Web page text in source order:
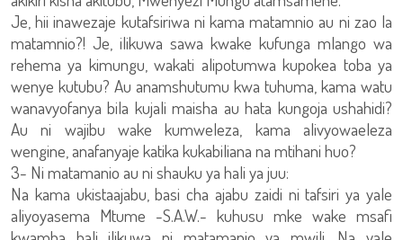
Je, hii inawezaje kutafsiriwa ni kama matamnio au ni zao la
matamnio?! Je, ilikuwa sawa kwake kufunga mlango wa
rehema ya kimungu, wakati alipotumwa kupokea toba ya
wenye kutubu? Au anamshutumu kwa tuhuma, kama watu
wanavyofanya bila kujali maisha au hata kungoja ushahidi?
Au ni wajibu wake kumweleza, kama alivyowaeleza
wengine, anafanyaje katika kukabiliana na mtihani huo?
3- Ni matamanio au ni shauku ya hali ya juu:
Na kama ukistaajabu, basi cha ajabu zaidi ni tafsiri ya yale
aliyoyasema Mtume -S.A.W.- kuhusu mke wake msafi